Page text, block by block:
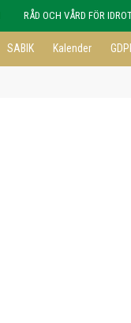
RÅD OCH VÅRD FÖR
SABIK Kalender